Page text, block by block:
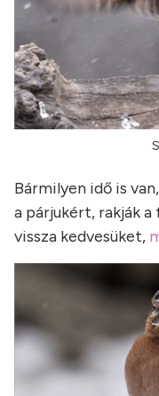
Bármilyen idő is
a párjukért, rakják
vissza kedvesüket,